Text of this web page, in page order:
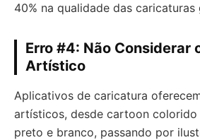
40% na qualidade das caricaturas
Erro #4: Não Considerar
Artístico
Aplicativos de caricatura
artísticos, desde cartoon colorido
preto e branco, passando por